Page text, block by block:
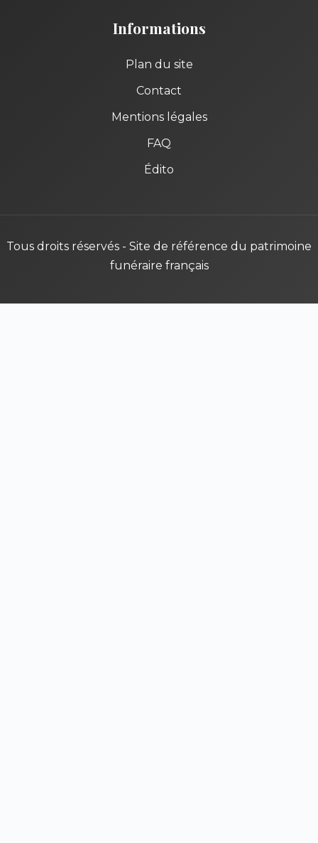
Informations
Plan du site
Contact
Mentions légales
FAQ
Édito
Tous droits réservés - Site de référence du patrimoine
funéraire français